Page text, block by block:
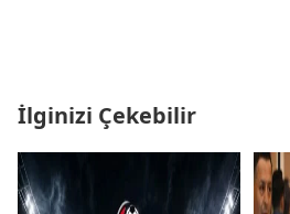
İlginizi Çekebilir